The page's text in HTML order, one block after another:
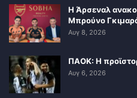
Η Άρσεναλ
Μπρούνο
Αυγ 8, 2026
ΠΑΟΚ: Η
Αυγ 6, 2026